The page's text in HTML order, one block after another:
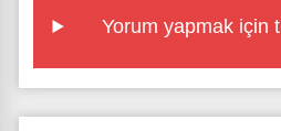
Yorum yapmak için